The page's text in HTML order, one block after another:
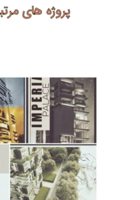
پروژه های